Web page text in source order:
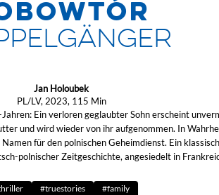
Jan Holoubek
PL/LV, 2023, 115 Min
Ein verloren geglaubter Sohn erscheint
und wird wieder von ihr aufgenommen. In
für den polnischen Geheimdienst. Ein
polnischer Zeitgeschichte, angesiedelt in
#truestories #family